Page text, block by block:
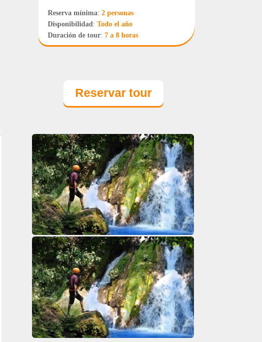
Reserva mínima:2 personas
Disponibilidad :Todo el año
Duración de tour:7 a 8 horas
Reservar tour